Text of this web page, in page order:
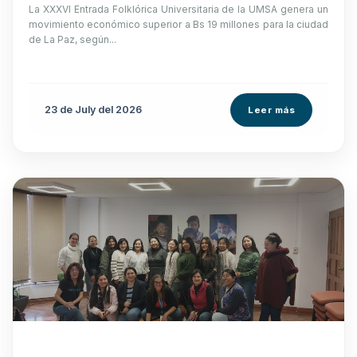
La XXXVI Entrada Folklórica Universitaria de la UMSA genera un
movimiento económico superior a Bs 19 millones para la ciudad
de La Paz, según...
23 de July del 2026 Leer más